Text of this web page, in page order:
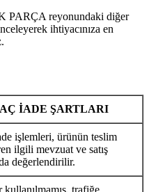
reyonundaki diğer
ihtiyacınıza en
İADE ŞARTLARI
işlemleri, ürünün teslim
ilgili mevzuat ve satış
değerlendirilir.